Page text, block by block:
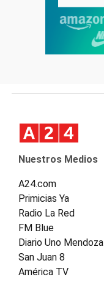
Nuestros Medios
A24.com
Primicias Ya
Radio La Red
FM Blue
Diario Uno Mendoza
San Juan 8
América TV